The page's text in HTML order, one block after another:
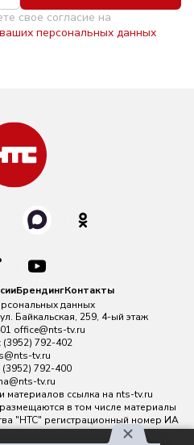
свое согласие на
персональных данных
БрендингКонтакты
данных
Байкальская, 259, 4-ый этаж
office@nts-tv.ru
(3952) 792-402
tv.ru
(3952) 792-400
tv.ru
ссылка на nts-tv.ru
в том числе материалы
"НТС" регистрационный номер ИА
Федеральной службой по